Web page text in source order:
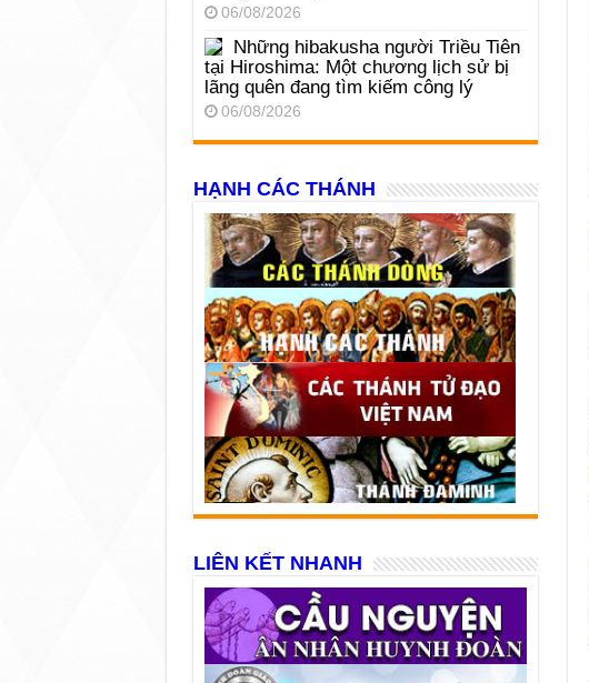
06/08/2026
Những hibakusha người Triều Tiên
tại Hiroshima: Một chương lịch sử bị
lãng quên đang tìm kiếm công lý
06/08/2026
HẠNH CÁC THÁNH
LIÊN KẾT NHANH